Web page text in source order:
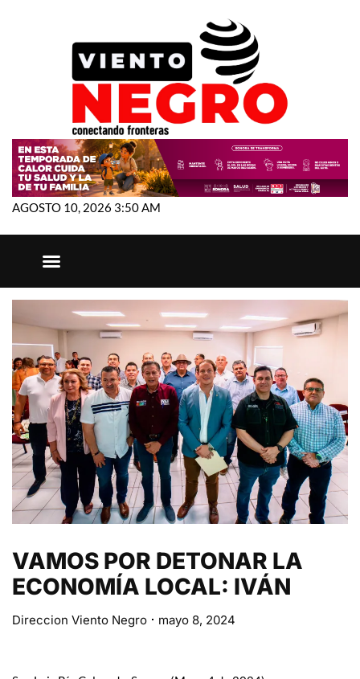
AGOSTO 10, 2026 3:50 AM
VAMOS POR DETONAR LA
ECONOMÍA LOCAL: IVÁN
Direccion Viento Negro mayo 8, 2024